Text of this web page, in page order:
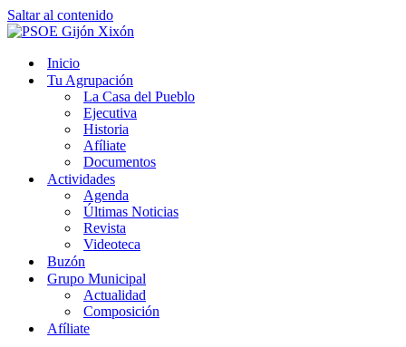
Saltar al contenido
Inicio
Tu Agrupación
La Casa del Pueblo
Ejecutiva
Historia
Afíliate
Documentos
Actividades
Agenda
Últimas Noticias
Revista
Videoteca
Buzón
Grupo Municipal
Actualidad
Composición
Afíliate